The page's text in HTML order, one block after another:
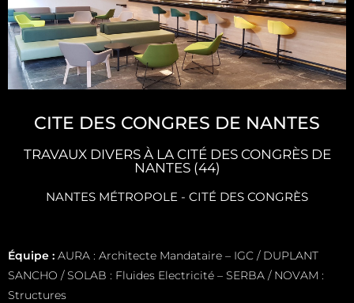
CITE DES CONGRES DE NANTES
TRAVAUX DIVERS À LA CITÉ DES CONGRÈS DE
NANTES (44)
NANTES MÉTROPOLE - CITÉ DES CONGRÈS
Équipe : AURA : Architecte Mandataire – IGC / DUPLANT
SANCHO / SOLAB : Fluides Electricité – SERBA / NOVAM :
Structures